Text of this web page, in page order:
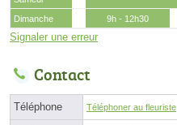
Dimanche
9h - 12h30
Signaler une erreur
Contact
Téléphone Téléphoner au fleuriste